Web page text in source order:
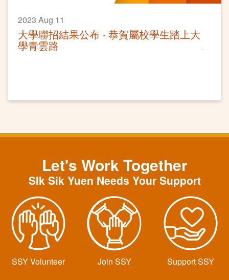
2023 Aug 11
大學聯招結果公布 ‧ 恭賀屬校學生踏上大
學青雲路
Let's Work Together
SIk Sik Yuen Needs Your Support
SSY Volunteer Join SSY Support SSY